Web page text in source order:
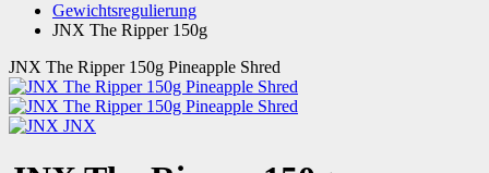
Gewichtsregulierung
JNX The Ripper 150g
JNX The Ripper 150g Pineapple Shred
JNX